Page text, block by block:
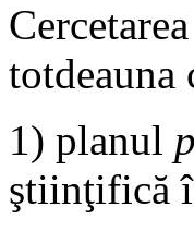
totdeauna
1) planul
ştiinţifică